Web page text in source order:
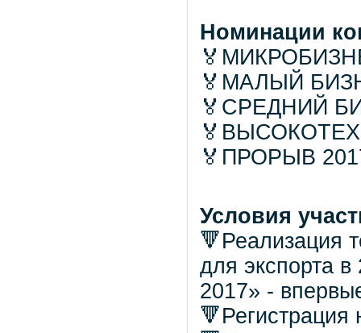
Номинации
🏅МАЛЫЙ
🏅СРЕДНИЙ
🏅ПРОРЫВ
Условия
🔻Реализация
для экспорта
2017» -
🔻Регистрация